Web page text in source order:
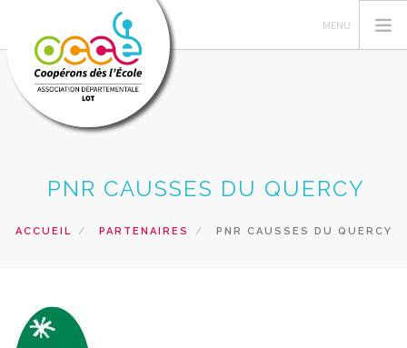
LA COOPÉRATIVE
PRÊTS
RECHERCHER
PNR CAUSSES DU QUERCY
ACCUEIL PARTENAIRES PNR CAUSSES DU QUERCY